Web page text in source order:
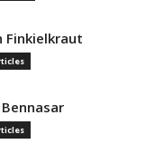
Finkielkraut